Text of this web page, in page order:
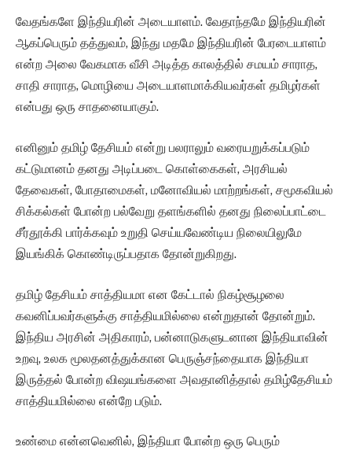
வேதங்களே இந்தியரின் அடையாளம். வேதாந்தமே இந்தியரின்
ஆகப்பெரும் தத்துவம், இந்து மதமே இந்தியரின் பேரடையாளம்
என்ற அலை வேகமாக வீசி அடித்த காலத்தில் சமயம் சாராத,
சாதி சாராத, மொழியை அடையாளமாக்கியவர்கள் தமிழர்கள்
என்பது ஒரு சாதனையாகும்.
எனினும் தமிழ் தேசியம் என்று பலராலும் வரையறுக்கப்படும்
கட்டுமானம் தனது அடிப்படை கொள்கைகள், அரசியல்
தேவைகள், போதாமைகள், மனோவியல் மாற்றங்கள், சமூகவியல்
சிக்கல்கள் போன்ற பல்வேறு தளங்களில் தனது நிலைப்பாட்டை
சீர்தூக்கி பார்க்கவும் உறுதி செய்யவேண்டிய நிலையிலுமே
இயங்கிக் கொண்டிருப்பதாக தோன்றுகிறது.
தமிழ் தேசியம் சாத்தியமா என கேட்டால் நிகழ்சூழலை
கவனிப்பவர்களுக்கு சாத்தியமில்லை என்றுதான் தோன்றும்.
இந்திய அரசின் அதிகாரம், பன்னாடுகளுடனான இந்தியாவின்
உறவு, உலக மூலதனத்துக்கான பெருஞ்சந்தையாக இந்தியா
இருத்தல் போன்ற விஷயங்களை அவதானித்தால் தமிழ்தேசியம்
சாத்தியமில்லை என்றே படும்.
உண்மை என்னவெனில், இந்தியா போன்ற ஒரு பெரும்